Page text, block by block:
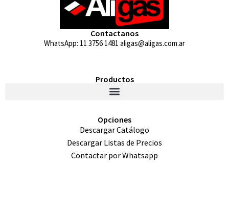
Contactanos
WhatsApp: 11 3756 1481 aligas@aligas.com.ar
Productos
Opciones
Descargar Catálogo
Descargar Listas de Precios
Contactar por Whatsapp